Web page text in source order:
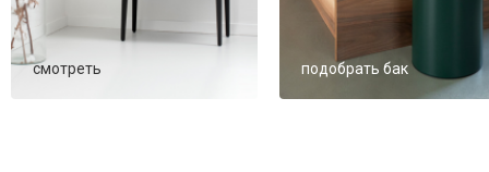
смотреть подобрать бак